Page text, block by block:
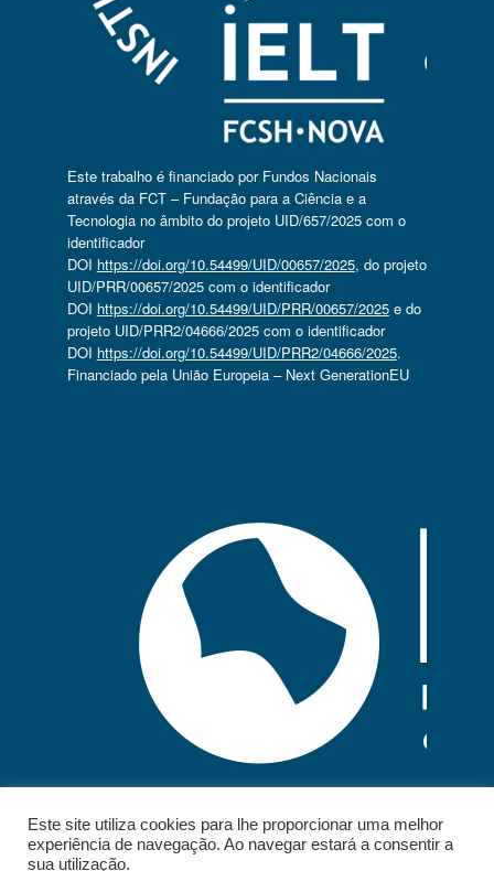
Este trabalho é financiado por Fundos Nacionais
através da FCT – Fundação para a Ciência e a
Tecnologia no âmbito do projeto UID/657/2025 com o
identificador
DOI https://doi.org/10.54499/UID/00657/2025, do projeto
UID/PRR/00657/2025 com o identificador
DOI https://doi.org/10.54499/UID/PRR/00657/2025e do
projeto UID/PRR2/04666/2025 com o identificador
DOI https://doi.org/10.54499/UID/PRR2/04666/2025.
Financiado pela União Europeia – Next GenerationEU
Este site utiliza cookies para lhe proporcionar uma melhor
experiência de navegação. Ao navegar estará a consentir a
sua utilização.